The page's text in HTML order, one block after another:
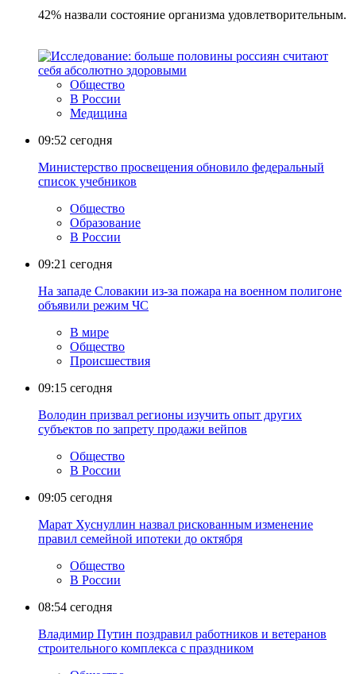
42% назвали состояние организма удовлетворительным.
Общество
В России
Медицина
09:52 сегодня
Министерство просвещения обновило федеральный
список учебников
Общество
Образование
В России
09:21 сегодня
На западе Словакии из-за пожара на военном полигоне
объявили режим ЧС
В мире
Общество
Происшествия
09:15 сегодня
Володин призвал регионы изучить опыт других
субъектов по запрету продажи вейпов
Общество
В России
09:05 сегодня
Марат Хуснуллин назвал рискованным изменение
правил семейной ипотеки до октября
Общество
В России
08:54 сегодня
Владимир Путин поздравил работников и ветеранов
строительного комплекса с праздником